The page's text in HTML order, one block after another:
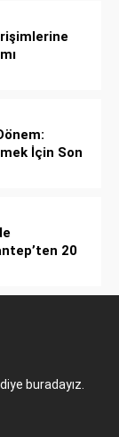
İçin Son
20
buradayız.